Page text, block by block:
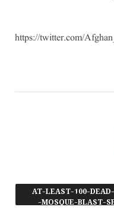
https://twitter.com/
#AT-LEAST-100-
MOSQUE-BLAST-